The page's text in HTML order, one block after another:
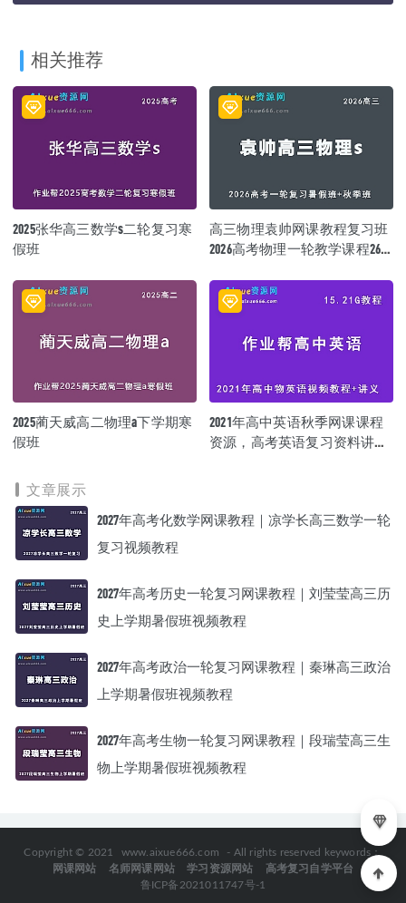
相关推荐
2025张华高三数学s二轮复习寒
假班
高三物理袁帅网课教程复习班
2026高考物理一轮教学课程26
2025蔺天威高二物理a下学期寒
假班
2021年高中英语秋季网课课程
资源，高考英语复习资料讲义
文章展示
2027年高考化数学网课教程｜凉学长高三数学一轮
复习视频教程
2027年高考历史一轮复习网课教程｜刘莹莹高三历
史上学期暑假班视频教程
2027年高考政治一轮复习网课教程｜秦琳高三政治
上学期暑假班视频教程
2027年高考生物一轮复习网课教程｜段瑞莹高三生
物上学期暑假班视频教程
Copyright © 2021 www.aixue666.com
- All rights reserved keywords：
网课网站
名师网课网站 学习资源网站
高考复习自学平台
鲁ICP备2021011747号-1